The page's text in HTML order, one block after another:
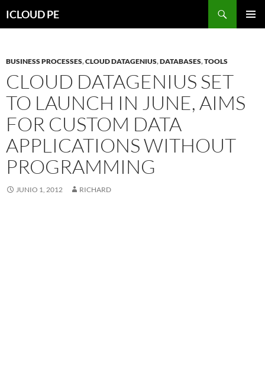
hacia
ICLOUD PE
BUSINESS PROCESSES,CLOUD DATAGENIUS,DATABASES,TOOLS
CLOUD DATAGENIUS SET
TO LAUNCH IN JUNE, AIMS
FOR CUSTOM DATA
APPLICATIONS WITHOUT
PROGRAMMING
JUNIO 1, 2012 RICHARD